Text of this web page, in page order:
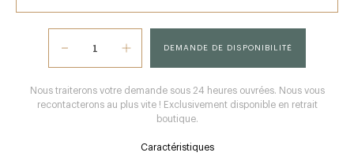
DEMANDE DE DISPONIBILITÉ
Nous traiterons votre demande sous 24 heures ouvrées. Nous vous
recontacterons au plus vite ! Exclusivement disponible en retrait
boutique.
Caractéristiques